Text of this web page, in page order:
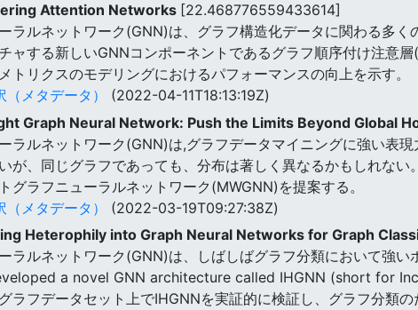
Attention Networks [22.468776559433614]
ラルネットワーク(GNN)は、グラフ構造化データに関わる多
ャする新しいGNNコンポーネントであるグラフ順序付け注意
トリクスのモデリングにおけるパフォーマンスの向上を示す。
（メタデータ）
(2022-04-11T18:13:19Z)
Graph Neural Network: Push the Limits Beyond Global
ラルネットワーク(GNN)は,グラフデータマイニングに強い表
が、同じグラフであっても、分布は著しく異なるかもしれな
グラフニューラルネットワーク(MWGNN)を提案する。
（メタデータ）
(2022-03-19T09:27:38Z)
Heterophily into Graph Neural Networks for Graph
ラルネットワーク(GNN)は、しばしばグラフ分類において強
a novel GNN architecture called IHGNN (short for
ラフデータセット上でIHGNNを実証的に検証し、グラフ分類